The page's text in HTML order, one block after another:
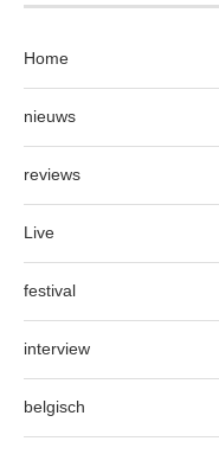
Home
nieuws
reviews
Live
festival
interview
belgisch